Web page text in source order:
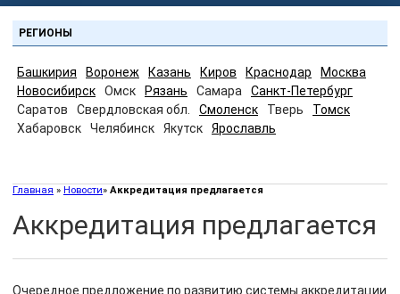
РЕГИОНЫ
Башкирия Воронеж Казань Киров Краснодар
Москва
Новосибирск
Омск Рязань Самара
Санкт-Петербург
Саратов
Свердловская обл. Смоленск Тверь
Томск
Хабаровск
Челябинск Якутск Ярославль
Главная » Новости» Аккредитация предлагается
Аккредитация предлагается
Очередное предложение по развитию системы аккредитации